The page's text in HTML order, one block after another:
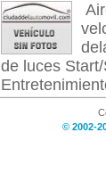
de luces
© 2002-